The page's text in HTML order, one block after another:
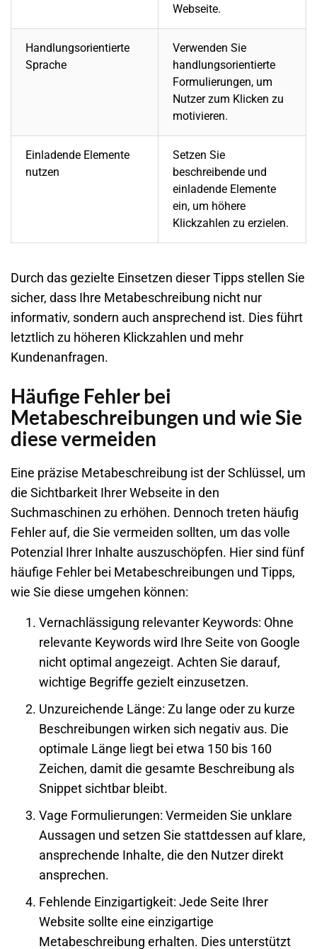
Webseite.
Handlungsorientierte
Sprache
Verwenden Sie
handlungsorientierte
Formulierungen, um
Nutzer zum Klicken zu
motivieren.
Einladende Elemente
nutzen
Setzen Sie
beschreibende und
einladende Elemente
ein, um höhere
Klickzahlen zu erzielen.
Durch das gezielte Einsetzen dieser Tipps stellen Sie
sicher, dass Ihre Metabeschreibung nicht nur
informativ, sondern auch ansprechend ist. Dies führt
letztlich zu höheren Klickzahlen und mehr
Kundenanfragen.
Häufige Fehler bei
Metabeschreibungen und wie Sie
diese vermeiden
Eine präzise Metabeschreibung ist der Schlüssel, um
die Sichtbarkeit IhrerWebseite in den
Suchmaschinen zu erhöhen. Dennoch treten häufig
Fehler auf, die Sie vermeiden sollten, um das volle
Potenzial Ihrer Inhalte auszuschöpfen. Hier sind fünf
häufige Fehler bei Metabeschreibungen und Tipps,
wie Sie diese umgehen können:
Vernachlässigung relevanter Keywords: Ohne
relevante Keywords wird Ihre Seite von Google
nicht optimal angezeigt. Achten Sie darauf,
wichtige Begriffe gezielt einzusetzen.
Unzureichende Länge: Zu lange oder zu kurze
Beschreibungen wirken sich negativ aus. Die
optimale Länge liegt bei etwa 150 bis 160
Zeichen, damit die gesamte Beschreibung als
Snippet sichtbar bleibt.
Vage Formulierungen: Vermeiden Sie unklare
Aussagen und setzen Sie stattdessen auf klare,
ansprechende Inhalte, die den Nutzer direkt
ansprechen.
Fehlende Einzigartigkeit: Jede Seite Ihrer
Website sollte eine einzigartige
Metabeschreibung erhalten. Dies unterstützt